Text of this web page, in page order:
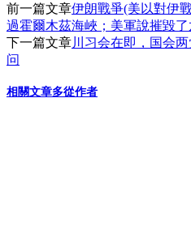
前一篇文章伊朗戰爭(美以對伊
過霍爾木茲海峽；美軍說摧毀
下一篇文章川习会在即，国会
问
相關文章多從作者